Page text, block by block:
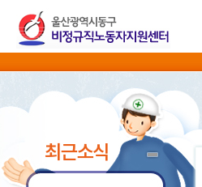
최근소식